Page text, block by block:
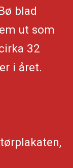
blad
ut som
32
i året.